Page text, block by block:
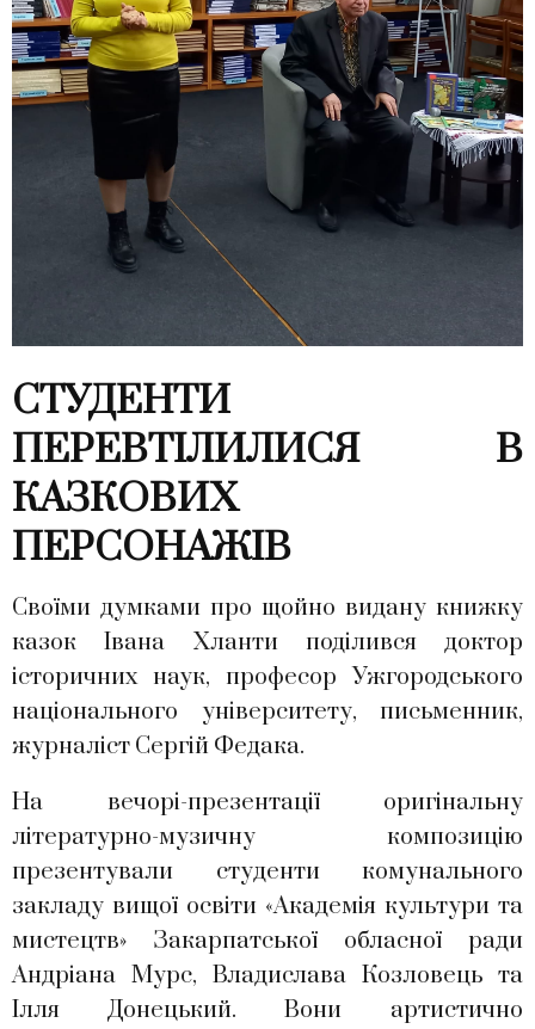
СТУДЕНТИ
ПЕРЕВТІЛИЛИСЯ В
КАЗКОВИХ
ПЕРСОНАЖІВ
Своїми думками про щойно видану книжку
казок Івана Хланти поділився доктор
історичних наук, професор Ужгородського
національного університету, письменник,
журналіст Сергій Федака.
На вечорі-презентації оригінальну
літературно-музичну композицію
презентували студенти комунального
закладу вищої освіти «Академія культури та
мистецтв» Закарпатської обласної ради
Андріана Мурс, Владислава Козловець та
Ілля Донецький. Вони артистично